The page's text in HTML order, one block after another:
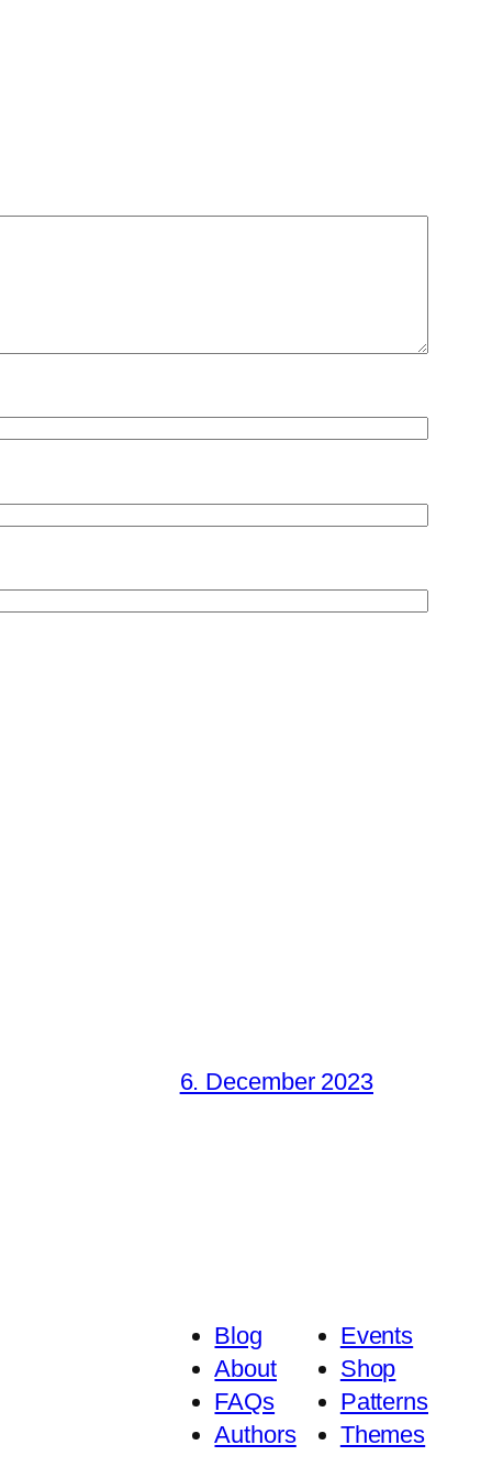
6. December 2023
Blog
About
FAQs
Authors
Events
Shop
Patterns
Themes